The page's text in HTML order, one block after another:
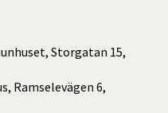
Storgatan 15,
Ramselevägen 6,